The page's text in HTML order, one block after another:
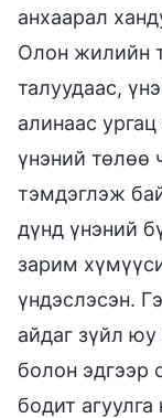
анхаарал
Олон жилийн
талуудаас,
алинаас
үнэний төлөө
тэмдэглэж
дүнд үнэний
зарим
үндэслэсэн.
айдаг зүйл юу
болон эдгээр
бодит